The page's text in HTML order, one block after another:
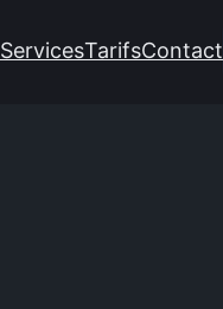
ServicesTarifsContact